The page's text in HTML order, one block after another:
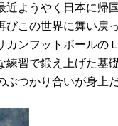
近ようやく日本に帰
びこの世界に舞い戻
カンフットボールの
練習で鍛え上げた基
つかり合いが身上だ